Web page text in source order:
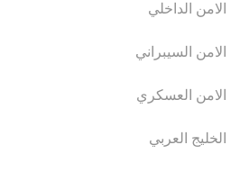
الامن الداخلي
الامن السيبراني
الامن العسكري
الخليج العربي